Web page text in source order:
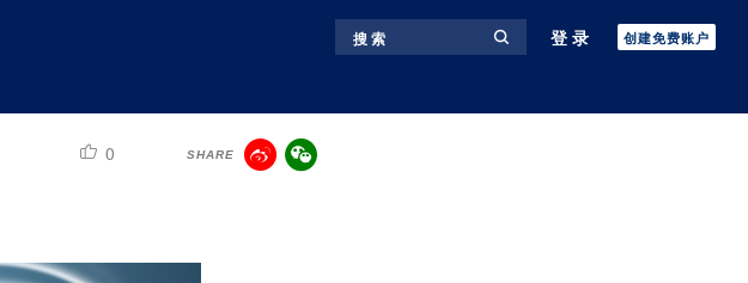
搜 索 登录 创建免费账户
0 SHARE